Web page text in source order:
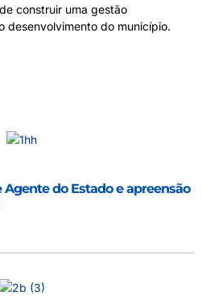
construir uma gestão
desenvolvimento do município.
do Estado e apreensão